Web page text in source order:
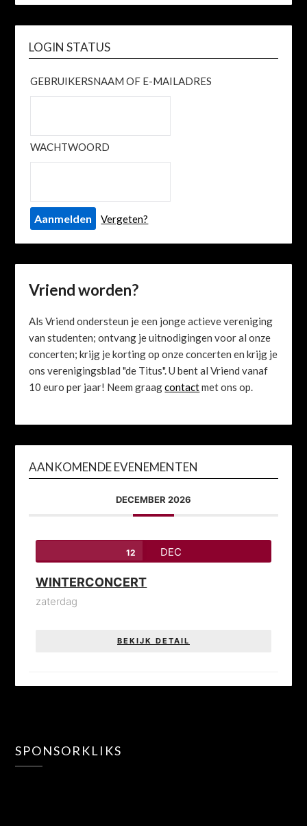
LOGIN STATUS
GEBRUIKERSNAAM OF E-MAILADRES
WACHTWOORD
Vergeten?
Vriend worden?
Als Vriend ondersteun je een jonge actieve vereniging
van studenten; ontvang je uitnodigingen voor al onze
concerten; krijg je korting op onze concerten en krijg je
ons verenigingsblad "de Titus". U bent al Vriend vanaf
10 euro per jaar! Neem graagcontactmet ons op.
AANKOMENDE EVENEMENTEN
DECEMBER 2026
12 DEC
WINTERCONCERT
zaterdag
BEKIJK DETAIL
SPONSORKLIKS